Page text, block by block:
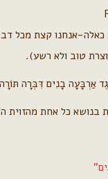
אנחנו קצת מכל
טוב ולא רשע).
אַרְבָּעָה בָנִים דִּבְּרָה תּוֹרָה
בנושא כל אחת מהזוית